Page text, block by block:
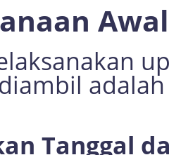
Awal
Tanggal